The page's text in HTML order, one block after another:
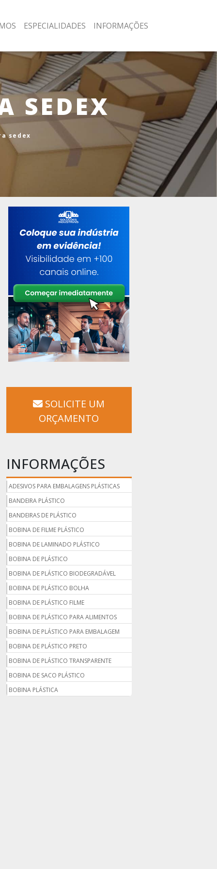
ESPECIALIDADES INFORMAÇÕES
SEDEX
sedex
ORÇAMENTO
INFORMAÇÕES
ADESIVOS PARA EMBALAGENS PLÁSTICAS
BANDEIRA PLÁSTICO
BANDEIRAS DE PLÁSTICO
BOBINA DE FILME PLÁSTICO
BOBINA DE LAMINADO PLÁSTICO
BOBINA DE PLÁSTICO
BOBINA DE PLÁSTICO BIODEGRADÁVEL
BOBINA DE PLÁSTICO BOLHA
BOBINA DE PLÁSTICO FILME
BOBINA DE PLÁSTICO PARA ALIMENTOS
BOBINA DE PLÁSTICO PARA EMBALAGEM
BOBINA DE PLÁSTICO PRETO
BOBINA DE PLÁSTICO TRANSPARENTE
BOBINA DE SACO PLÁSTICO
BOBINA PLÁSTICA